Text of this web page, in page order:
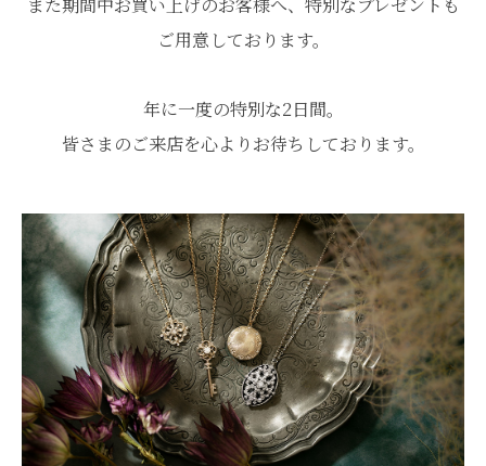
ご用意しております。
年に一度の特別な2日間。
皆さまのご来店を心よりお待ちしております。